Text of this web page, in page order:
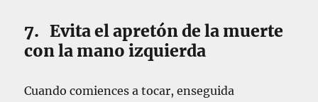
7. Evita el apretón de la muerte
con la mano izquierda
Cuando comiences a tocar, enseguida